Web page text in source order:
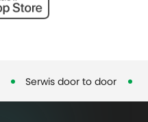
Serwis door to door